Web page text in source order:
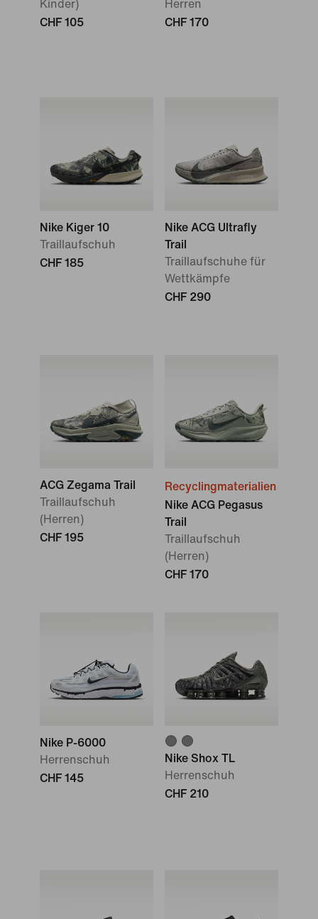
Kinder)
CHF 105
Herren
CHF 170
Nike Kiger 10
Traillaufschuh
CHF 185
Nike ACG Ultrafly
Trail
Traillaufschuhe für
Wettkämpfe
CHF 290
ACG Zegama Trail
Traillaufschuh
(Herren)
CHF 195
Recyclingmaterialien
Nike ACG Pegasus
Trail
Traillaufschuh
(Herren)
CHF 170
Nike P-6000
Herrenschuh
CHF 145
Nike Shox TL
Herrenschuh
CHF 210